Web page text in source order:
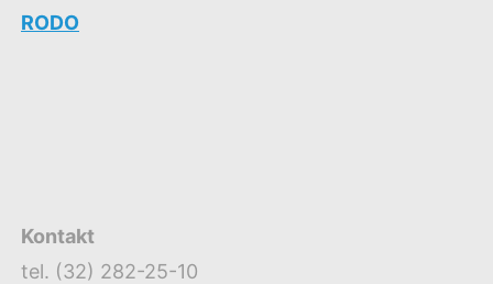
RODO
Kontakt
tel. (32) 282-25-10